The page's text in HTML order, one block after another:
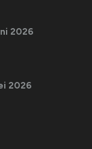
2026
2026